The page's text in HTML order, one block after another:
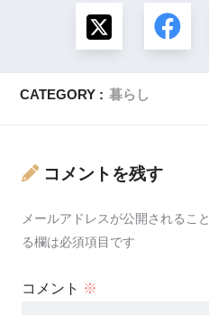
CATEGORY : 暮らし
コメントを残す
メールアドレスが公開されるこ
る欄は必須項目です
コメント ※